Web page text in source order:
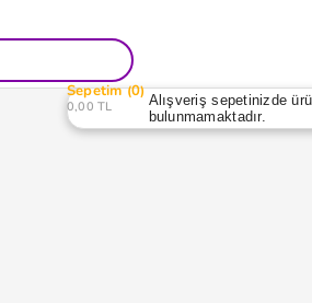
Sepetim 0
0,00 TL
Alışveriş sepetinizde
bulunmamaktadır.